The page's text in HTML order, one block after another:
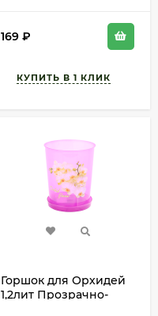
169 ₽
Горшок для Орхидей
1,2лит Прозрачно-